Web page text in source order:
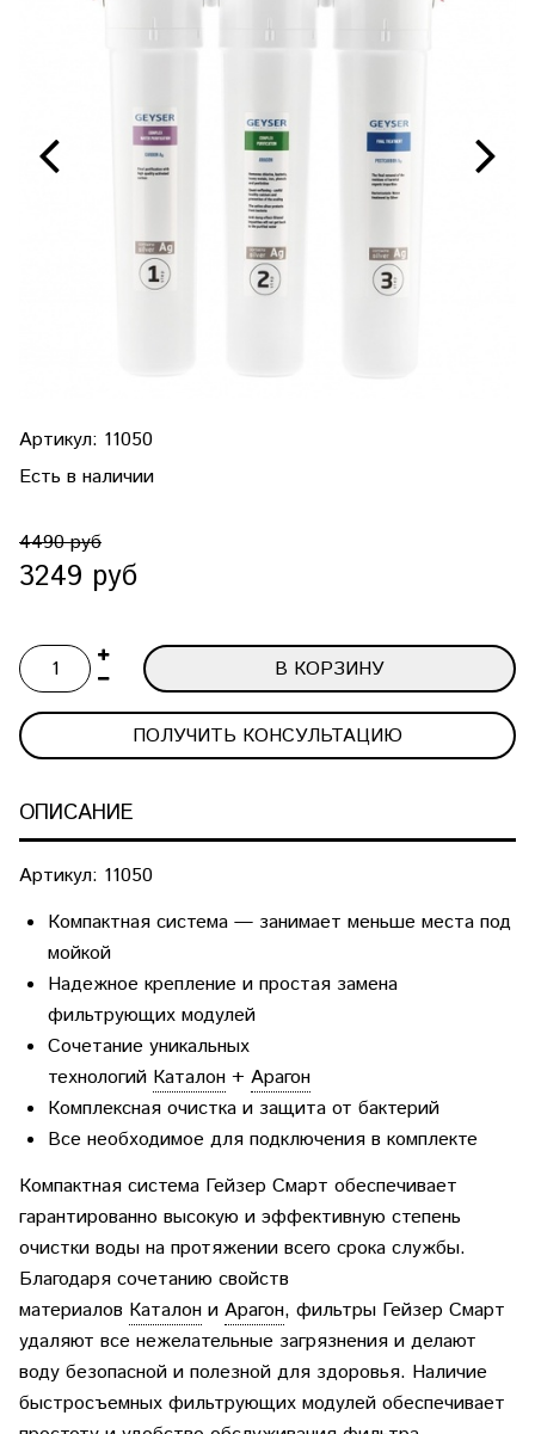
Артикул: 11050
Есть в наличии
4490 руб
3249 руб
В КОРЗИНУ
ПОЛУЧИТЬ КОНСУЛЬТАЦИЮ
ОПИСАНИЕ
Артикул: 11050
Компактная система — занимает меньше места под
мойкой
Надежное крепление и простая замена
фильтрующих модулей
Сочетание уникальных
технологий Каталон + Арагон
Комплексная очистка и защита от бактерий
Все необходимое для подключения в комплекте
Компактная система Гейзер Смарт обеспечивает
гарантированно высокую и эффективную степень
очистки воды на протяжении всего срока службы.
Благодаря сочетанию свойств
материалов Каталон и Арагон, фильтры Гейзер Смарт
удаляют все нежелательные загрязнения и делают
воду безопасной и полезной для здоровья. Наличие
быстросъемных фильтрующих модулей обеспечивает